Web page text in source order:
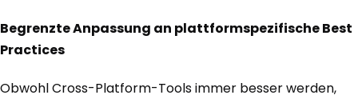
Begrenzte Anpassung an plattformspezifische Best
Practices
Obwohl Cross-Platform-Tools immer besser werden,